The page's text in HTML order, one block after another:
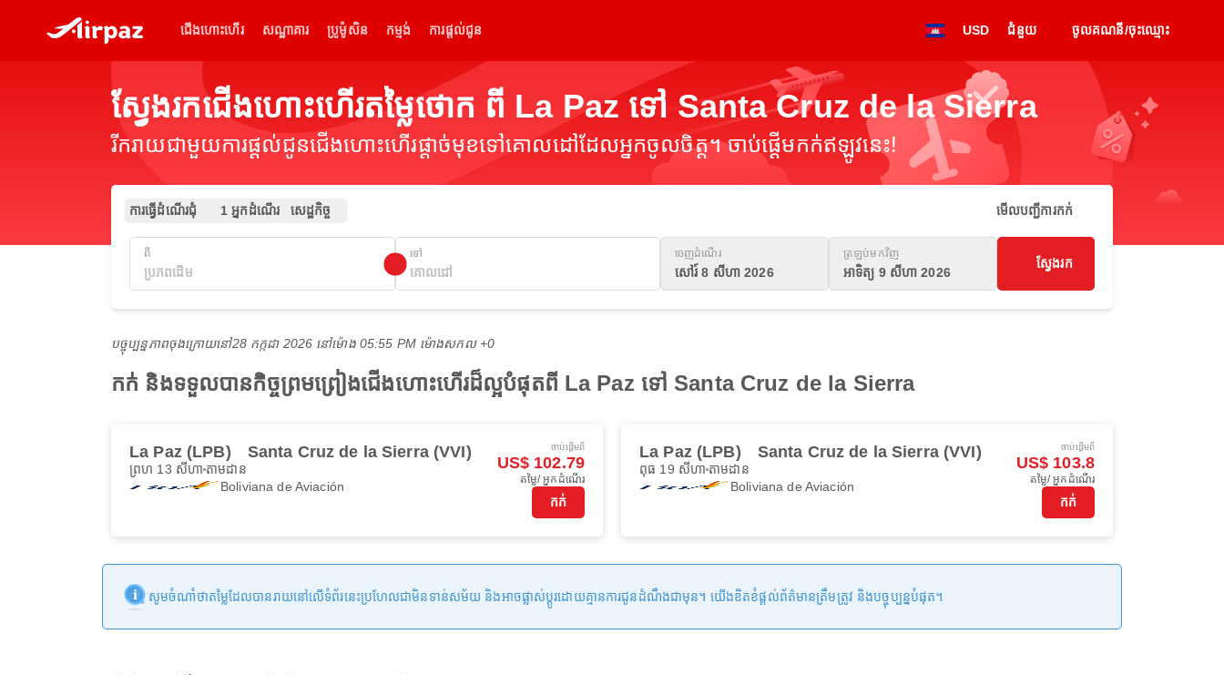
ជើងហោះហើរ សណ្ឋាគារ ប្រូម៉ូសិន កម្មង់ ការផ្តល់ជូន USD ជំនួយ ចូលគណនី/ចុះឈ្មោះ
ស្វែងរកជើងហោះហើរតម្លៃថោក ពី La Paz ទៅ Santa Cruz de la Sierra
រីករាយជាមួយការផ្តល់ជូនជើងហោះហើរផ្តាច់មុខទៅគោលដៅដែលអ្នកចូលចិត្ត។ ចាប់ផ្តើមកក់ឥឡូវនេះ!
ការធ្វើដំណើរជុំ 1 អ្នកដំណើរ សេដ្ឋកិច្ច មើលបញ្ជីការកក់
ពី ទៅ ចេញដំណើរ
សៅរ៍ 8 សីហា 2026
ត្រឡប់មកវិញ
អាទិត្យ 9 សីហា 2026
ស្វែងរក
បច្ចុប្បន្នភាពចុងក្រោយនៅ28 កក្កដា 2026 នៅ​ម៉ោង 05:55 PM ម៉ោង​សកល +0
កក់ និងទទួលបានកិច្ចព្រមព្រៀងជើងហោះហើរដ៏ល្អបំផុតពី La Paz ទៅ Santa Cruz de la Sierra
La Paz (LPB) Santa Cruz de la Sierra (VVI)
ព្រហ 13 សីហា តាមដាន
Boliviana de Aviación
ចាប់ផ្ដើមពី
US$ 102.79
តម្លៃ/ អ្នកដំណើរ
កក់
La Paz (LPB) Santa Cruz de la Sierra (VVI)
ពុធ 19 សីហា តាមដាន
Boliviana de Aviación
ចាប់ផ្ដើមពី
US$ 103.8
តម្លៃ/ អ្នកដំណើរ
កក់
សូមចំណាំថាតម្លៃដែលបានរាយនៅលើទំព័រនេះប្រហែលជាមិនទាន់សម័យ និងអាចផ្លាស់ប្តូរដោយគ្មានការជូនដំណឹងជាមុន។ យើងខិតខំផ្តល់ព័ត៌មានត្រឹមត្រូវ និងបច្ចុប្បន្នបំផុត។